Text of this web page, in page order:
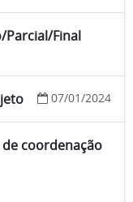
Parcial/Final
07/01/2024
coordenação